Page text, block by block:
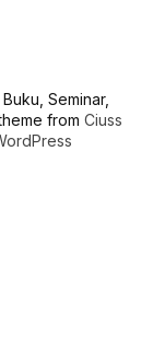
Seminar,
from Ciuss